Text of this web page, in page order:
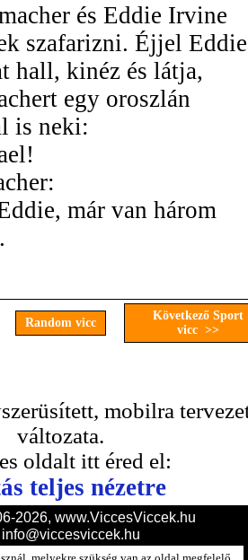
és Eddie Irvine
szafarizni. Éjjel Eddie
hall, kinéz és látja,
egy oroszlán
is neki:
már van három
Random vicc
Következő Sport
vicc >>
mobilra
változata.
oldalt itt éred el:
teljes nézetre
2026, www.ViccesViccek.hu
info@viccesviccek.hu